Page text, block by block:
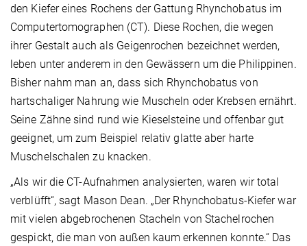
den Kiefer eines Rochens der Gattung Rhynchobatus im
Computertomographen (CT). Diese Rochen, die wegen
ihrer Gestalt auch als Geigenrochen bezeichnet werden,
leben unter anderem in den Gewässern um die Philippinen.
Bisher nahm man an, dass sich Rhynchobatus von
hartschaliger Nahrung wie Muscheln oder Krebsen ernährt.
Seine Zähne sind rund wie Kieselsteine und offenbar gut
geeignet, um zum Beispiel relativ glatte aber harte
Muschelschalen zu knacken.
„Als wir die CT-Aufnahmen analysierten, waren wir total
verblüfft“, sagt Mason Dean. „Der Rhynchobatus-Kiefer war
mit vielen abgebrochenen Stacheln von Stachelrochen
gespickt, die man von außen kaum erkennen konnte.“ Das